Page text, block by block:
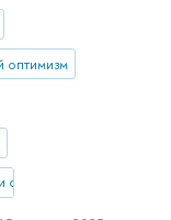
оптимизм
социального